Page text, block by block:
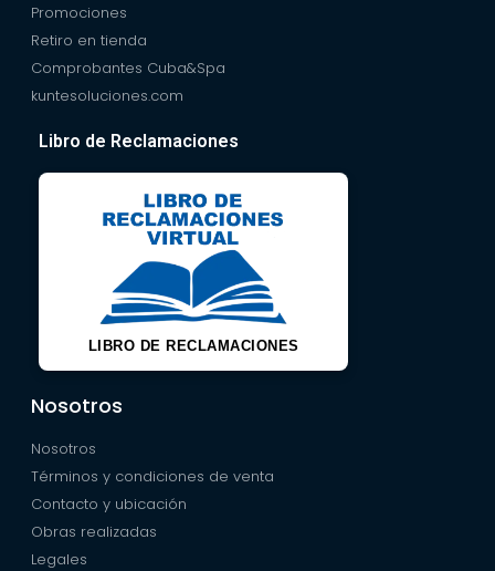
Promociones
Retiro en tienda
Comprobantes Cuba&Spa
kuntesoluciones.com
Libro de Reclamaciones
LIBRO DE RECLAMACIONES
Nosotros
Nosotros
Términos y condiciones de venta
Contacto y ubicación
Obras realizadas
Legales